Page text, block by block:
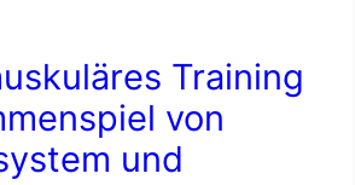
Training
von
und